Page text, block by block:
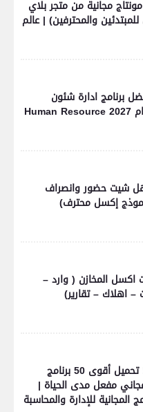
مونتاج مجانية من متجر بلاي
للمبتدئين والمحترفين) | عالم
برنامج ادارة شئون
شيت حضور وانصراف
إكسل محترف)
المخازن ( وارد –
اهلاك – تقارير)
📦 حزمة العمالقة! تحميل أقوى 50 برنامج
مفعل مدى الحياة |
المجانية للإدارة والمحاسبة